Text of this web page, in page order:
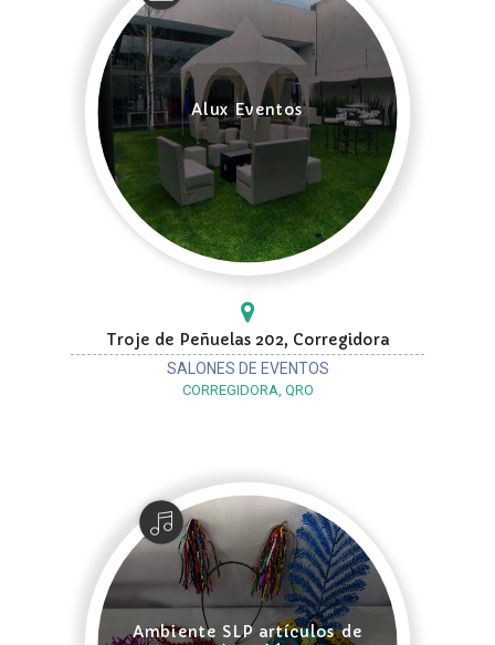
Alux Eventos
Troje de Peñuelas 202, Corregidora
SALONES DE EVENTOS
CORREGIDORA, QRO
Ambiente SLP artículos de